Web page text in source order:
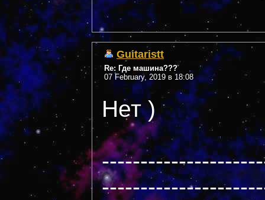
Guitaristt
Re: Где машина???
07 February, 2019 в 18:08
Нет )